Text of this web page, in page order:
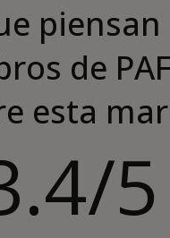
piensan
de
esta
5